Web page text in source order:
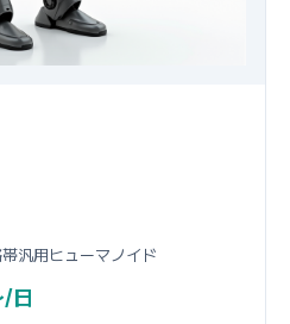
汎用ヒューマノイド
日